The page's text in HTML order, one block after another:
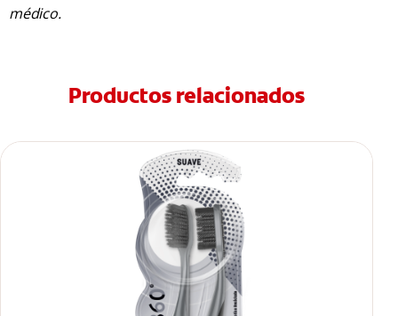
médico.
Productos relacionados